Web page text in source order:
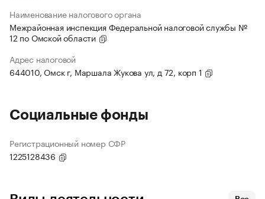
Наименование налогового органа
Межрайонная инспекция Федеральной налоговой службы №
12 по Омской области
Адрес налоговой
644010, Омск г, Маршала Жукова ул, д 72, корп 1
Социальные фонды
Регистрационный номер СФР
1225128436